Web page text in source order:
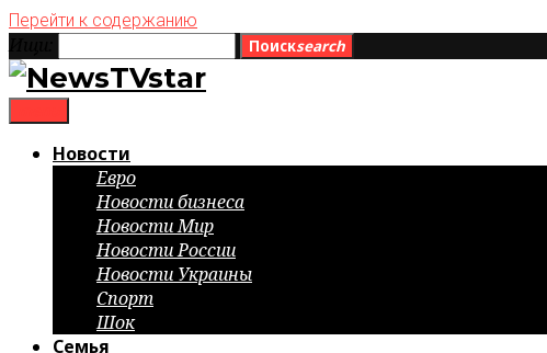
Перейти к содержанию
Поискsearch
Новости
Евро
Новости бизнеса
Новости Мир
Новости России
Новости Украины
Спорт
Шок
Семья